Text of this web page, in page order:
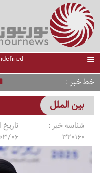
خط خبر
بین الملل
شناسه خبر :
320160
تاریخ
1405/03/